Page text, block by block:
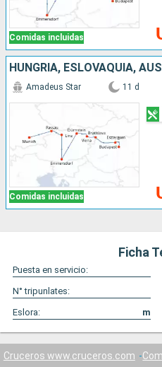
Comidas incluidas
Comidas incluidas
Amadeus Star 11 d
Ficha
Puesta en servicio:
N° tripunlates:
Eslora:
m
Cruceros www.cruceros.com